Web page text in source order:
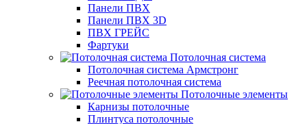
Панели ПВХ
Панели ПВХ 3D
ПВХ ГРЕЙС
Фартуки
Потолочная система
Потолочная система Армстронг
Реечная потолочная система
Потолочные элементы
Карнизы потолочные
Плинтуса потолочные